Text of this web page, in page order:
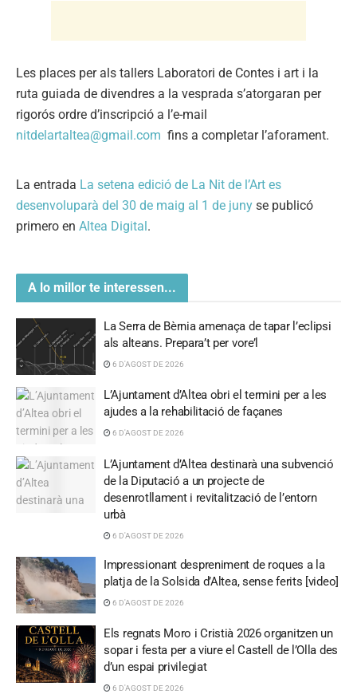
Les places per als tallers Laboratori de Contes i art i la
ruta guiada de divendres a la vesprada s’atorgaran per
rigorós ordre d’inscripció a l’e-mail
nitdelartaltea@gmail.com fins a completar l’aforament.
La entrada La setena edició de La Nit de l’Art es
desenvoluparà del 30 de maig al 1 de juny se publicó
primero en Altea Digital.
A lo millor te interessen...
La Serra de Bèrnia amenaça de tapar l’eclipsi
als alteans. Prepara’t per vore’l
6 D'AGOST DE 2026
L’Ajuntament d’Altea obri el termini per a les
ajudes a la rehabilitació de façanes
6 D'AGOST DE 2026
L’Ajuntament d’Altea destinarà una subvenció
de la Diputació a un projecte de
desenrotllament i revitalització de l’entorn
urbà
6 D'AGOST DE 2026
Impressionant despreniment de roques a la
platja de la Solsida d’Altea, sense ferits [video]
6 D'AGOST DE 2026
Els regnats Moro i Cristià 2026 organitzen un
sopar i festa per a viure el Castell de l’Olla des
d’un espai privilegiat
6 D'AGOST DE 2026